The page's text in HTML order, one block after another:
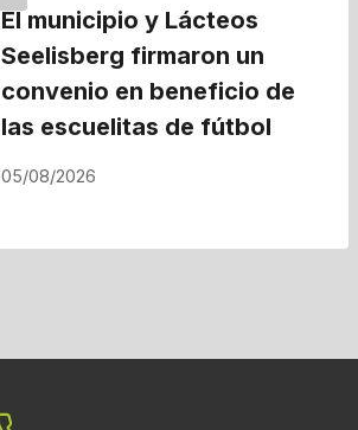
El municipio y Lácteos
Seelisberg firmaron un
convenio en beneficio de
las escuelitas de fútbol
05/08/2026